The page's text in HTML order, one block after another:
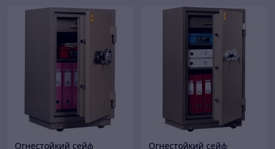
Огнестойкий сейф
Огнестойкий сейф